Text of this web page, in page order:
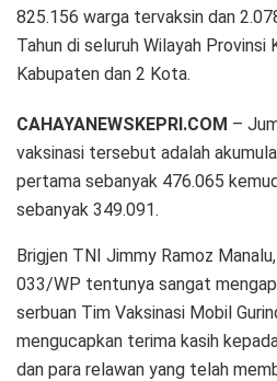
825.156 warga tervaksin dan
Tahun di seluruh Wilayah Provinsi
Kabupaten dan 2 Kota.
CAHAYANEWSKEPRI.COM –
vaksinasi tersebut adalah
pertama sebanyak 476.065
sebanyak 349.091.
Brigjen TNI Jimmy Ramoz
033/WP tentunya sangat
serbuan Tim Vaksinasi Mobil
mengucapkan terima kasih
dan para relawan yang telah